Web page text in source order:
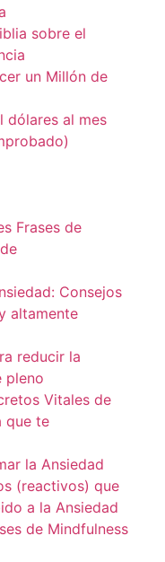
sobre el
un Millón de
dólares al mes
Frases de
Consejos
altamente
reducir la
pleno
Vitales de
que te
la Ansiedad
(reactivos) que
a la Ansiedad
de Mindfulness